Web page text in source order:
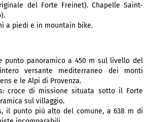
del Forte Freinet). Chapelle Saint-
a piedi e in mountain bike.
punto panoramico a 450 m sul livello del
versante mediterraneo dei monti
e le Alpi di Provenza.
croce di missione situata sotto il Forte
sul villaggio.
il punto più alto del comune, a 638 m di